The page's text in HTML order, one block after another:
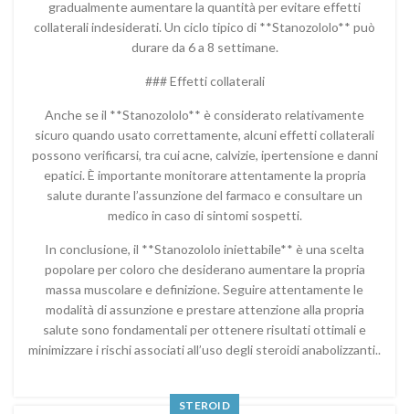
gradualmente aumentare la quantità per evitare effetti
collaterali indesiderati. Un ciclo tipico di **Stanozololo** può
durare da 6 a 8 settimane.
### Effetti collaterali
Anche se il **Stanozololo** è considerato relativamente
sicuro quando usato correttamente, alcuni effetti collaterali
possono verificarsi, tra cui acne, calvizie, ipertensione e danni
epatici. È importante monitorare attentamente la propria
salute durante l’assunzione del farmaco e consultare un
medico in caso di sintomi sospetti.
In conclusione, il **Stanozololo iniettabile** è una scelta
popolare per coloro che desiderano aumentare la propria
massa muscolare e definizione. Seguire attentamente le
modalità di assunzione e prestare attenzione alla propria
salute sono fondamentali per ottenere risultati ottimali e
minimizzare i rischi associati all’uso degli steroidi anabolizzanti..
STEROID